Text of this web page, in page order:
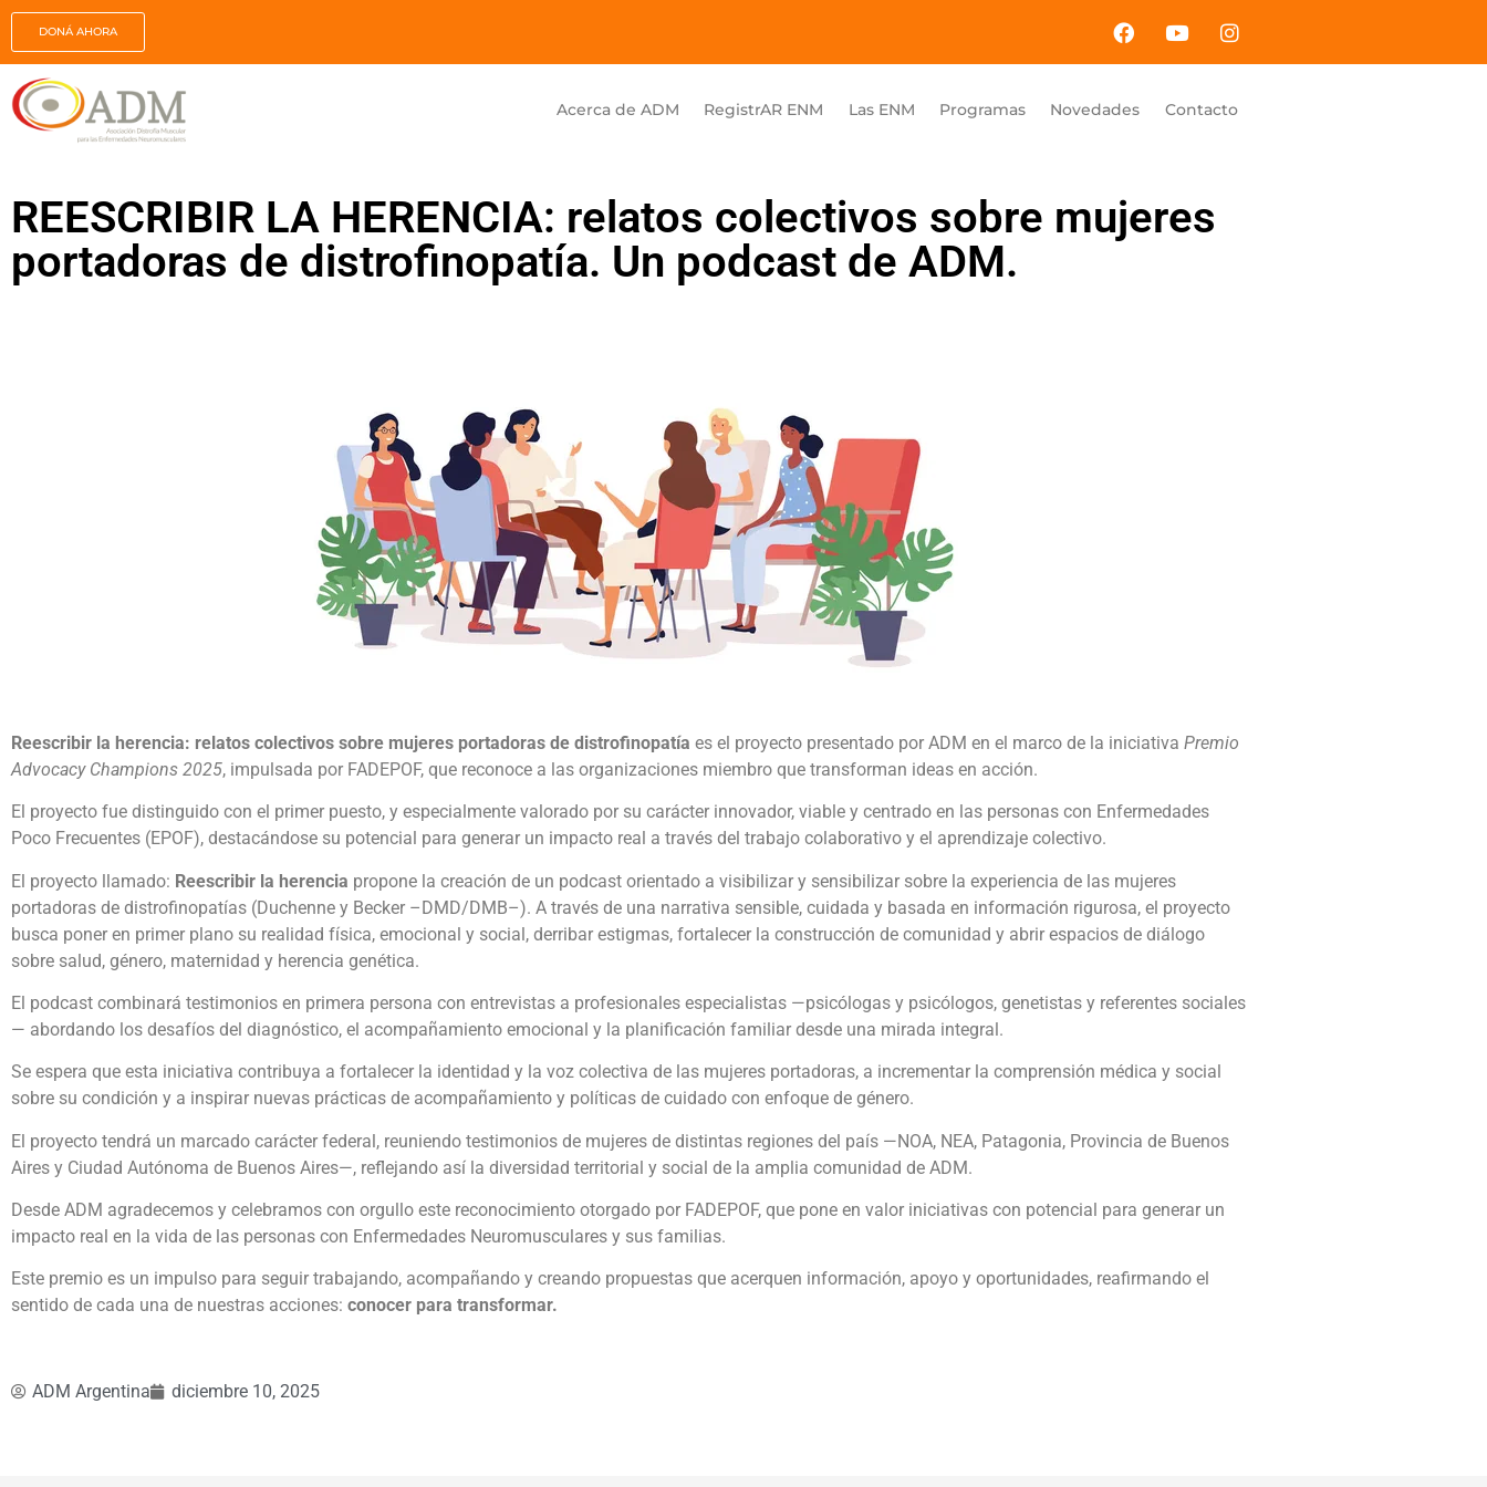
DONÁ AHORA
Acerca de ADM RegistrAR ENM Las ENM Programas Novedades Contacto
REESCRIBIR LA HERENCIA: relatos colectivos sobre mujeres
portadoras de distrofinopatía. Un podcast de ADM.
Reescribir la herencia: relatos colectivos sobre mujeres portadoras de distrofinopatía es el proyecto presentado por ADM en el marco de la iniciativa Premio
Advocacy Champions 2025, impulsada por FADEPOF, que reconoce a las organizaciones miembro que transforman ideas en acción.
El proyecto fue distinguido con el primer puesto, y especialmente valorado por su carácter innovador, viable y centrado en las personas con Enfermedades
Poco Frecuentes (EPOF), destacándose su potencial para generar un impacto real a través del trabajo colaborativo y el aprendizaje colectivo.
El proyecto llamado: Reescribir la herencia propone la creación de un podcast orientado a visibilizar y sensibilizar sobre la experiencia de las mujeres
portadoras de distrofinopatías (Duchenne y Becker –DMD/DMB–). A través de una narrativa sensible, cuidada y basada en información rigurosa, el proyecto
busca poner en primer plano su realidad física, emocional y social, derribar estigmas, fortalecer la construcción de comunidad y abrir espacios de diálogo
sobre salud, género, maternidad y herencia genética.
El podcast combinará testimonios en primera persona con entrevistas a profesionales especialistas —psicólogas y psicólogos, genetistas y referentes sociales
— abordando los desafíos del diagnóstico, el acompañamiento emocional y la planificación familiar desde una mirada integral.
Se espera que esta iniciativa contribuya a fortalecer la identidad y la voz colectiva de las mujeres portadoras, a incrementar la comprensión médica y social
sobre su condición y a inspirar nuevas prácticas de acompañamiento y políticas de cuidado con enfoque de género.
El proyecto tendrá un marcado carácter federal, reuniendo testimonios de mujeres de distintas regiones del país —NOA, NEA, Patagonia, Provincia de Buenos
Aires y Ciudad Autónoma de Buenos Aires—, reflejando así la diversidad territorial y social de la amplia comunidad de ADM.
Desde ADM agradecemos y celebramos con orgullo este reconocimiento otorgado por FADEPOF, que pone en valor iniciativas con potencial para generar un
impacto real en la vida de las personas con Enfermedades Neuromusculares y sus familias.
Este premio es un impulso para seguir trabajando, acompañando y creando propuestas que acerquen información, apoyo y oportunidades, reafirmando el
sentido de cada una de nuestras acciones: conocer para transformar.
ADM Argentina diciembre 10, 2025